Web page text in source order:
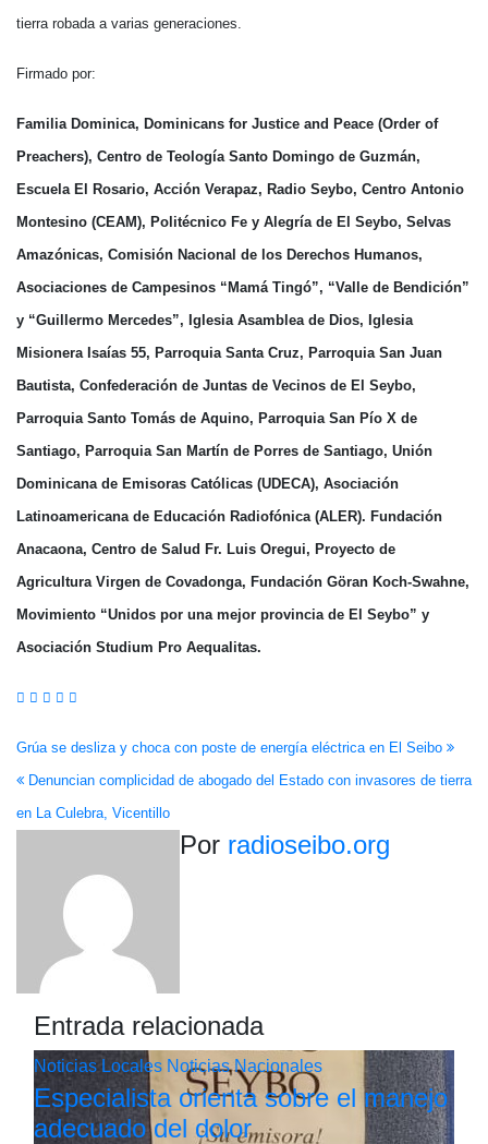
tierra robada a varias generaciones.
Firmado por:
Familia Dominica, Dominicans for Justice and Peace (Order of
Preachers), Centro de Teología Santo Domingo de Guzmán,
Escuela El Rosario, Acción Verapaz, Radio Seybo, Centro Antonio
Montesino (CEAM), Politécnico Fe y Alegría de El Seybo, Selvas
Amazónicas, Comisión Nacional de los Derechos Humanos,
Asociaciones de Campesinos “Mamá Tingó”, “Valle de Bendición”
y “Guillermo Mercedes”, Iglesia Asamblea de Dios, Iglesia
Misionera Isaías 55, Parroquia Santa Cruz, Parroquia San Juan
Bautista, Confederación de Juntas de Vecinos de El Seybo,
Parroquia Santo Tomás de Aquino, Parroquia San Pío X de
Santiago, Parroquia San Martín de Porres de Santiago, Unión
Dominicana de Emisoras Católicas (UDECA), Asociación
Latinoamericana de Educación Radiofónica (ALER). Fundación
Anacaona, Centro de Salud Fr. Luis Oregui, Proyecto de
Agricultura Virgen de Covadonga, Fundación Göran Koch-Swahne,
Movimiento “Unidos por una mejor provincia de El Seybo” y
Asociación Studium Pro Aequalitas.
Navegación
de
entradas
Grúa se desliza y choca con poste de energía eléctrica en El Seibo
Denuncian complicidad de abogado del Estado con invasores de tierra
en La Culebra, Vicentillo
Por radioseibo.org
Entrada relacionada
Noticias Locales Noticias Nacionales
Especialista orienta sobre el manejo
adecuado del dolor